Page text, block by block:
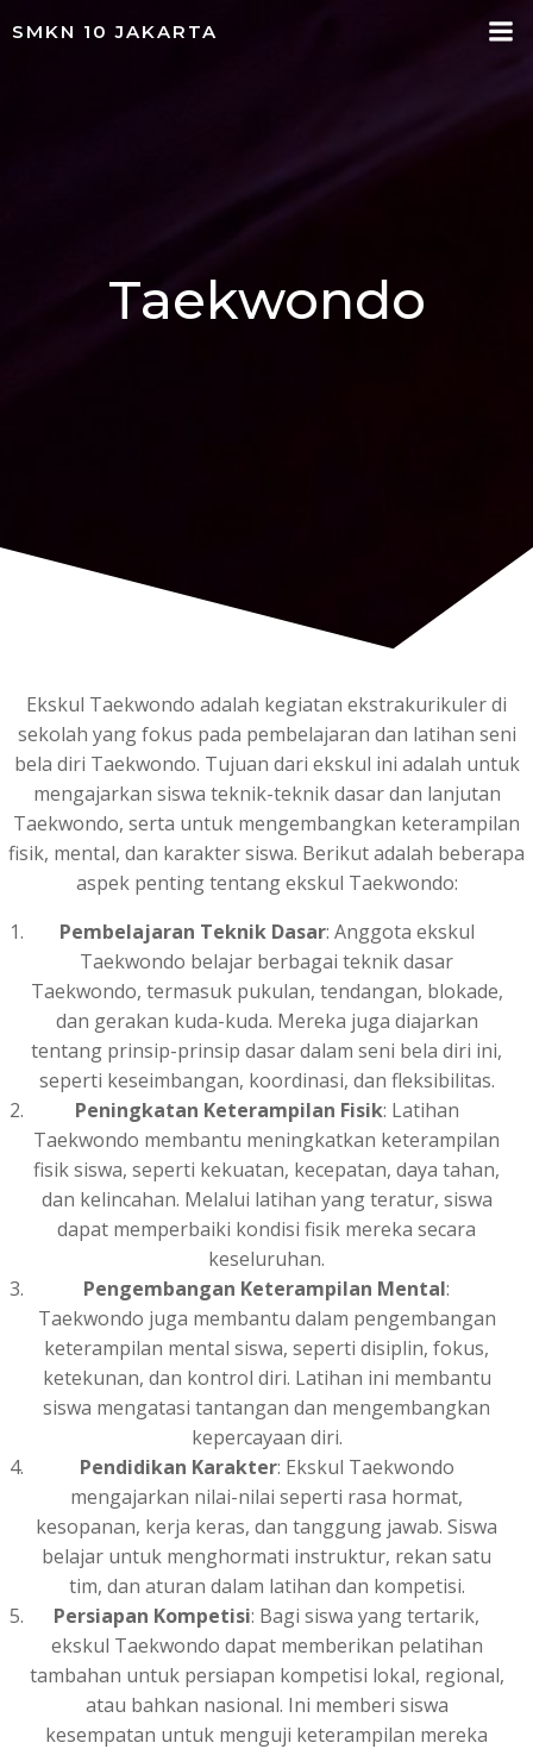
SMKN 10 JAKARTA
Taekwondo
Ekskul Taekwondo adalah kegiatan ekstrakurikuler di
sekolah yang fokus pada pembelajaran dan latihan seni
bela diri Taekwondo. Tujuan dari ekskul ini adalah untuk
mengajarkan siswa teknik-teknik dasar dan lanjutan
Taekwondo, serta untuk mengembangkan keterampilan
fisik, mental, dan karakter siswa. Berikut adalah beberapa
aspek penting tentang ekskul Taekwondo:
Pembelajaran Teknik Dasar: Anggota ekskul
Taekwondo belajar berbagai teknik dasar
Taekwondo, termasuk pukulan, tendangan, blokade,
dan gerakan kuda-kuda. Mereka juga diajarkan
tentang prinsip-prinsip dasar dalam seni bela diri ini,
seperti keseimbangan, koordinasi, dan fleksibilitas.
Peningkatan Keterampilan Fisik: Latihan
Taekwondo membantu meningkatkan keterampilan
fisik siswa, seperti kekuatan, kecepatan, daya tahan,
dan kelincahan. Melalui latihan yang teratur, siswa
dapat memperbaiki kondisi fisik mereka secara
keseluruhan.
Pengembangan Keterampilan Mental:
Taekwondo juga membantu dalam pengembangan
keterampilan mental siswa, seperti disiplin, fokus,
ketekunan, dan kontrol diri. Latihan ini membantu
siswa mengatasi tantangan dan mengembangkan
kepercayaan diri.
Pendidikan Karakter: Ekskul Taekwondo
mengajarkan nilai-nilai seperti rasa hormat,
kesopanan, kerja keras, dan tanggung jawab. Siswa
belajar untuk menghormati instruktur, rekan satu
tim, dan aturan dalam latihan dan kompetisi.
Persiapan Kompetisi: Bagi siswa yang tertarik,
ekskul Taekwondo dapat memberikan pelatihan
tambahan untuk persiapan kompetisi lokal, regional,
atau bahkan nasional. Ini memberi siswa
kesempatan untuk menguji keterampilan mereka